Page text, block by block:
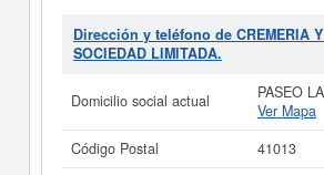
Dirección y teléfono de CREMERIA
SOCIEDAD LIMITADA.
Domicilio social actual
PASEO
Ver Mapa
Código Postal
41013